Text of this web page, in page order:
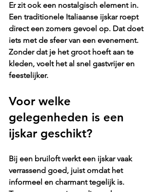
Er zit ook een nostalgisch element in.
Een traditionele Italiaanse ijskar roept
direct een zomers gevoel op. Dat doet
iets met de sfeer van een evenement.
Zonder dat je het groot hoeft aan te
kleden, voelt het al snel gastvrijer en
feestelijker.
Voor welke
gelegenheden is een
ijskar geschikt?
Bij een bruiloft werkt een ijskar vaak
verrassend goed, juist omdat het
informeel en charmant tegelijk is.